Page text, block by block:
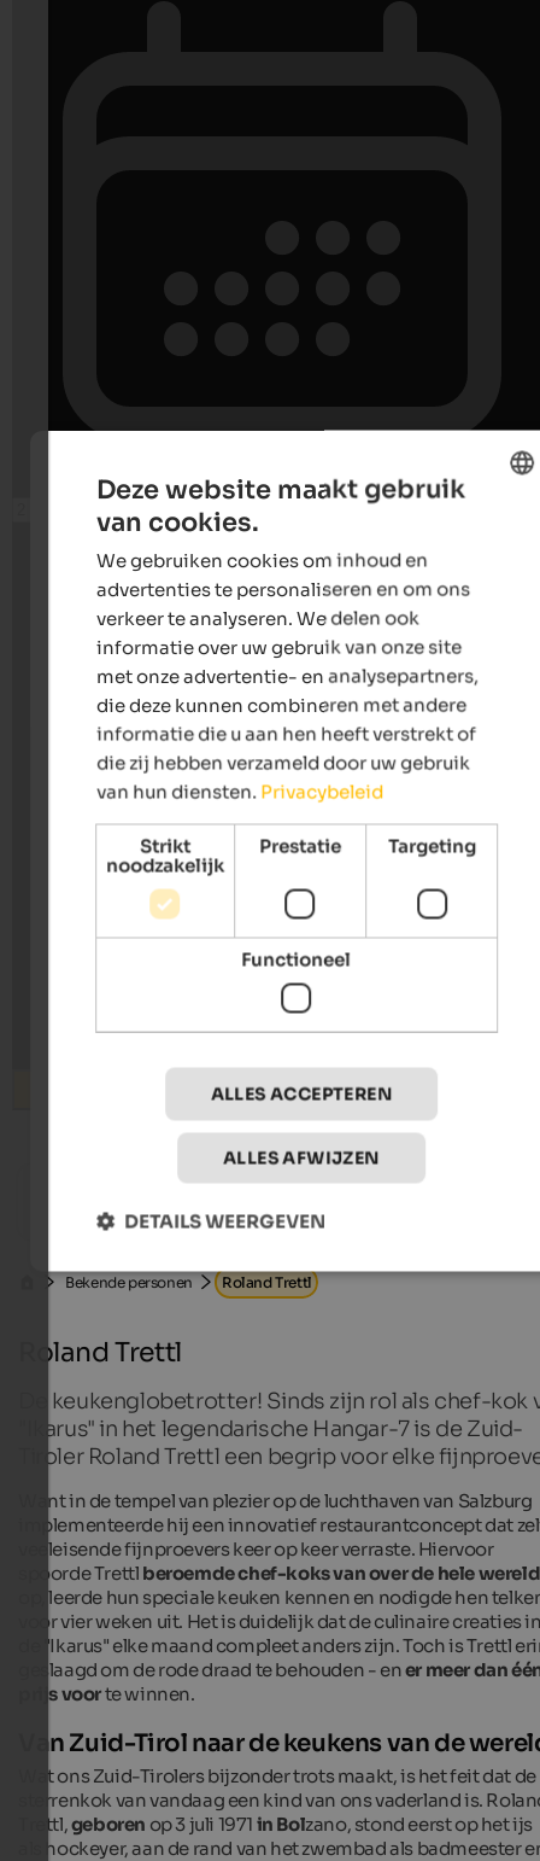
from 70 €
Wellness hotel | Tisens near Meran
Bekende personen Roland Trettl
Roland Trettl
De keukenglobetrotter! Sinds zijn rol als chef-kok
"Ikarus" in het legendarische Hangar-7 is de Zuid-
Tiroler Roland Trettl een begrip voor elke
Want in de tempel van plezier op de luchthaven van Salzburg
implementeerde hij een innovatief restaurantconcept dat
veeleisende fijnproevers keer op keer verraste. Hiervoor
spoorde Trettl beroemde chef-koks van over de hele wereld
op, leerde hun speciale keuken kennen en nodigde hen
voor vier weken uit. Het is duidelijk dat de culinaire creaties
de "Ikarus" elke maand compleet anders zijn. Toch is Trettl
geslaagd om de rode draad te behouden - ener meer dan
prijs voorte winnen.
Van Zuid-Tirol naar de keukens van de
Wat ons Zuid-Tirolers bijzonder trots maakt, is het feit dat de
sterrenkok van vandaag een kind van ons vaderland is.
Trettl,geboren op 3 juli 1971 in Bolzano, stond eerst op het ijs
als hockeyer, aan de rand van het zwembad als badmeester
Deze website maakt gebruik
van cookies.
We gebruiken cookies om inhoud en
advertenties te personaliseren en om ons
verkeer te analyseren. We delen ook
informatie over uw gebruik van onze site
met onze advertentie- en analysepartners,
die deze kunnen combineren met andere
informatie die u aan hen heeft verstrekt of
die zij hebben verzameld door uw gebruik
van hun diensten. Privacybeleid
Strikt
noodzakelijk
Prestatie Targeting
Functioneel
ALLES ACCEPTEREN
ALLES AFWIJZEN
DETAILS WEERGEVEN